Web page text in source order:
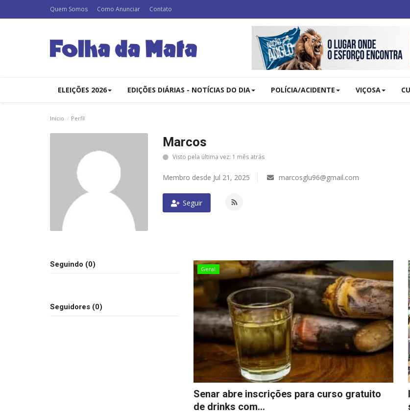
Quem Somos Como Anunciar Contato
ELEIÇÕES 2026 EDIÇÕES DIÁRIAS - NOTÍCIAS DO DIA POLÍCIA/ACIDENTE VIÇOSA
Início Perfil
Marcos
Visto pela última vez: 1 mês atrás
Membro desde Jul 21, 2025 marcosglu96@gmail.com
Seguir
Seguindo (0)
Seguidores (0)
Geral
Senar abre inscrições para curso gratuito
de drinks com...